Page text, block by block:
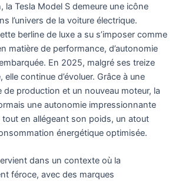
la Tesla Model S demeure une icône
l’univers de la voiture électrique.
berline de luxe a su s’imposer comme
matière de performance, d’autonomie
En 2025, malgré ses treize
elle continue d’évoluer. Grâce à une
de production et un nouveau moteur, la
une autonomie impressionnante
en allégeant son poids, un atout
énergétique optimisée.
dans un contexte où la
féroce, avec des marques